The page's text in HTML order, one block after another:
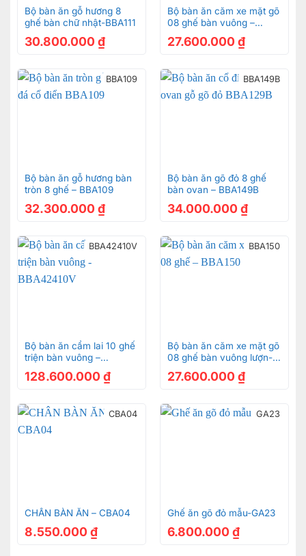
Bộ bàn ăn gỗ hương 8
ghế bàn chữ nhật-BBA111
30.800.000 ₫
Bộ bàn ăn căm xe mặt gõ
08 ghế bàn vuông –
27.600.000 ₫
BBA109
Bộ bàn ăn gỗ hương bàn
tròn 8 ghế – BBA109
32.300.000 ₫
BBA149B
Bộ bàn ăn gõ đỏ 8 ghế
bàn ovan – BBA149B
34.000.000 ₫
BBA42410V
Bộ bàn ăn cẩm lai 10 ghế
triện bàn vuông –
128.600.000 ₫
BBA150
Bộ bàn ăn căm xe mặt gõ
08 ghế bàn vuông lượn-
27.600.000 ₫
CBA04
CHÂN BÀN ĂN – CBA04
8.550.000 ₫
GA23
Ghế ăn gõ đỏ mẫu-GA23
6.800.000 ₫